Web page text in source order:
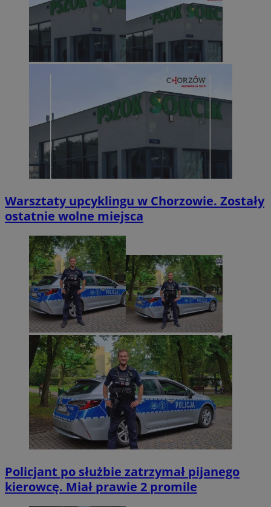
Warsztaty upcyklingu w Chorzowie. Zostały
ostatnie wolne miejsca
Policjant po służbie zatrzymał pijanego
kierowcę. Miał prawie 2 promile